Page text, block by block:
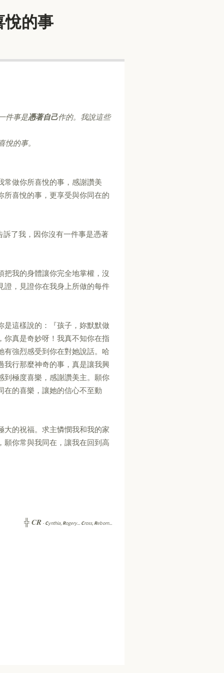
悅的事
件事是憑著自己作的。我說這些
悅的事。
常做你所喜悅的事，感謝讚美
所喜悅的事，更享受與你同在的
訴了我，因你沒有一件事是憑著
我的身體讓你完全地掌權，沒
證，見證你在我身上所做的每件
是這樣說的：『孩子，妳默默做
你真是奇妙呀！我真不知你在指
有強烈感受到你在對她說話。哈
我行那麼神奇的事，真是讓我興
到極度喜樂，感謝讚美主。願你
在的喜樂，讓她的信心不至動
大的祝福。求主憐憫我和我的家
願你常與我同在，讓我在回到高
╬ CR -Cynthia, Rogery... Cross, Reborn...